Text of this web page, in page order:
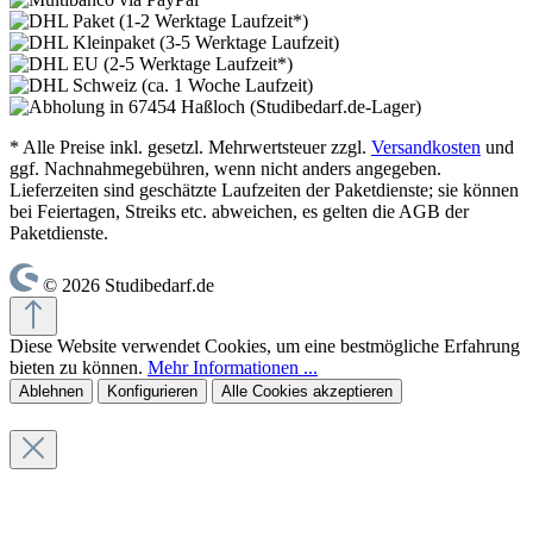
* Alle Preise inkl. gesetzl. Mehrwertsteuer zzgl. Versandkosten und
ggf. Nachnahmegebühren, wenn nicht anders angegeben.
Lieferzeiten sind geschätzte Laufzeiten der Paketdienste; sie können
bei Feiertagen, Streiks etc. abweichen, es gelten die AGB der
Paketdienste.
© 2026 Studibedarf.de
Diese Website verwendet Cookies, um eine bestmögliche Erfahrung
bieten zu können. Mehr Informationen ...
Ablehnen Konfigurieren Alle Cookies akzeptieren